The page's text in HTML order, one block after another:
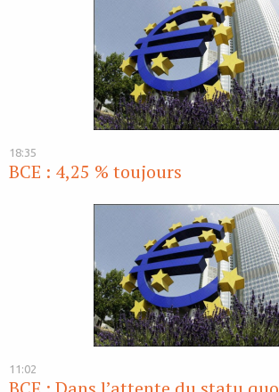
18:35
BCE : 4,25 % toujours
11:02